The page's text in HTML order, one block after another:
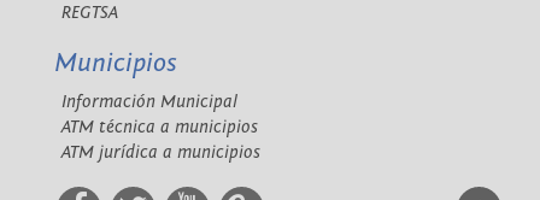
REGTSA
Municipios
Información Municipal
ATM técnica a municipios
ATM jurídica a municipios